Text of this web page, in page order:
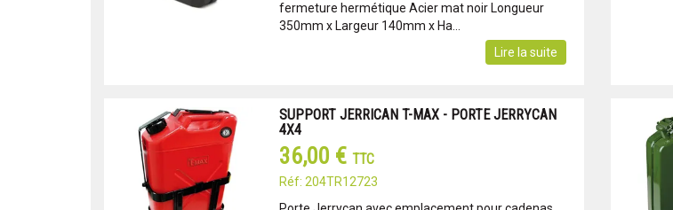
fermeture hermétique Acier mat noir Longueur
350mm x Largeur 140mm x Ha...
Lire la suite
SUPPORT JERRICAN T-MAX - PORTE JERRYCAN
4X4
36,00 € TTC
Réf: 204TR12723